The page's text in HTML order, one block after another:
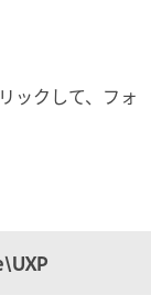
ックして、フォ